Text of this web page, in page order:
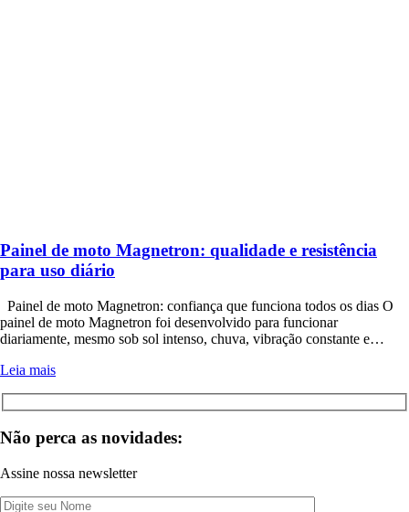
Painel de moto Magnetron: qualidade e resistência
para uso diário
Painel de moto Magnetron: confiança que funciona todos os dias O
painel de moto Magnetron foi desenvolvido para funcionar
diariamente, mesmo sob sol intenso, chuva, vibração constante e…
Leia mais
Não perca as novidades:
Assine nossa newsletter